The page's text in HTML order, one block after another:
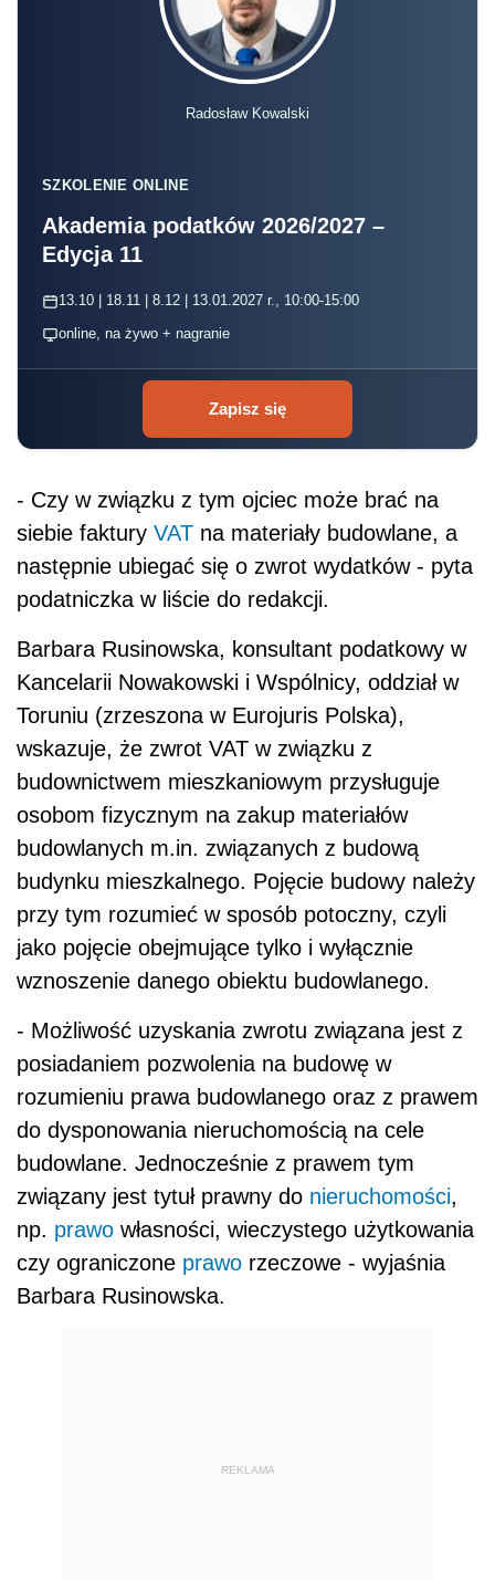
Radosław Kowalski
SZKOLENIE ONLINE
Akademia podatków 2026/2027 –
Edycja 11
13.10 | 18.11 | 8.12 | 13.01.2027 r., 10:00-15:00
online, na żywo + nagranie
Zapisz się
- Czy w związku z tym ojciec może brać na
siebie faktury VAT na materiały budowlane, a
następnie ubiegać się o zwrot wydatków - pyta
podatniczka w liście do redakcji.
Barbara Rusinowska, konsultant podatkowy w
Kancelarii Nowakowski i Wspólnicy, oddział w
Toruniu (zrzeszona w Eurojuris Polska),
wskazuje, że zwrot VAT w związku z
budownictwem mieszkaniowym przysługuje
osobom fizycznym na zakup materiałów
budowlanych m.in. związanych z budową
budynku mieszkalnego. Pojęcie budowy należy
przy tym rozumieć w sposób potoczny, czyli
jako pojęcie obejmujące tylko i wyłącznie
wznoszenie danego obiektu budowlanego.
- Możliwość uzyskania zwrotu związana jest z
posiadaniem pozwolenia na budowę w
rozumieniu prawa budowlanego oraz z prawem
do dysponowania nieruchomością na cele
budowlane. Jednocześnie z prawem tym
związany jest tytuł prawny do nieruchomości,
np. prawo własności, wieczystego użytkowania
czy ograniczone prawo rzeczowe - wyjaśnia
Barbara Rusinowska.
REKLAMA